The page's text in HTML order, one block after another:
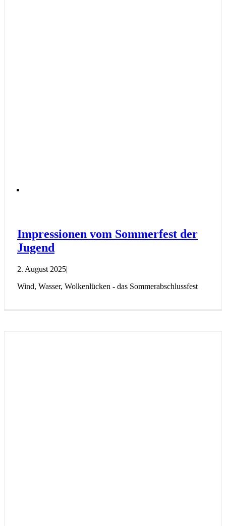
Impressionen vom Sommerfest der
Jugend
2. August 2025|
Wind, Wasser, Wolkenlücken - das Sommerabschlussfest